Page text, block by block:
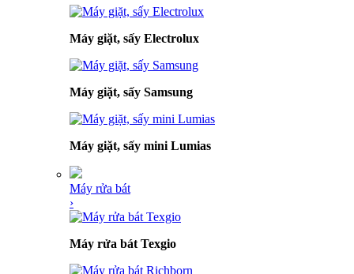
Máy giặt, sấy Electrolux
Máy giặt, sấy Samsung
Máy giặt, sấy mini Lumias
Máy rửa bát
›
Máy rửa bát Texgio